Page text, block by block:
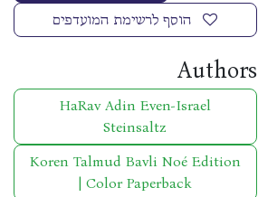
הוסף לרשימת המועדפים
Authors
HaRav Adin Even-Israel
Steinsaltz
Koren Talmud Bavli Noé Edition
| Color Paperback